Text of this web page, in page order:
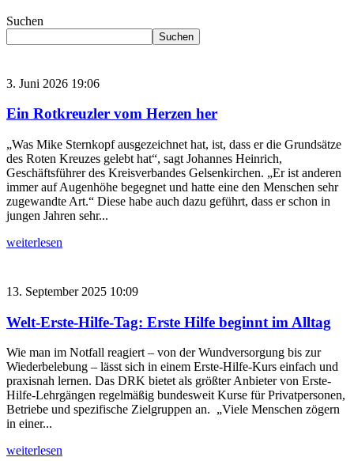
Suchen
Suchen
3. Juni 2026 19:06
Ein Rotkreuzler vom Herzen her
„Was Mike Sternkopf ausgezeichnet hat, ist, dass er die Grundsätze
des Roten Kreuzes gelebt hat“, sagt Johannes Heinrich,
Geschäftsführer des Kreisverbandes Gelsenkirchen. „Er ist anderen
immer auf Augenhöhe begegnet und hatte eine den Menschen sehr
zugewandte Art.“ Diese habe auch dazu geführt, dass er schon in
jungen Jahren sehr...
weiterlesen
13. September 2025 10:09
Welt-Erste-Hilfe-Tag: Erste Hilfe beginnt im Alltag
Wie man im Notfall reagiert – von der Wundversorgung bis zur
Wiederbelebung – lässt sich in einem Erste-Hilfe-Kurs einfach und
praxisnah lernen. Das DRK bietet als größter Anbieter von Erste-
Hilfe-Lehrgängen regelmäßig bundesweit Kurse für Privatpersonen,
Betriebe und spezifische Zielgruppen an. „Viele Menschen zögern
in einer...
weiterlesen